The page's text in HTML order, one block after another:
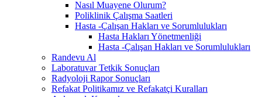
Nasıl Muayene Olurum?
Poliklinik Çalışma Saatleri
Hasta -Çalışan Hakları ve Sorumlulukları
Hasta Hakları Yönetmenliği
Hasta -Çalışan Hakları ve Sorumlulukları
Randevu Al
Laboratuvar Tetkik Sonuçları
Radyoloji Rapor Sonuçları
Refakat Politikamız ve Refakatçi Kuralları